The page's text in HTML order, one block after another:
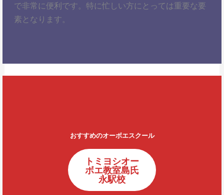
で非常に便利です。特に忙しい方にとっては重要な要
素となります。
おすすめのオーボエスクール
トミヨシオー
ボエ教室島氏
永駅校